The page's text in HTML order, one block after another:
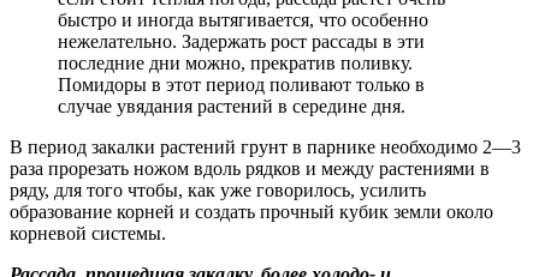
быстро и иногда вытягивается, что особенно
нежелательно. Задержать рост рассады в эти
последние дни можно, прекратив поливку.
Помидоры в этот период поливают только в
случае увядания растений в середине дня.
В период закалки растений грунт в парнике необходимо 2—3
раза прорезать ножом вдоль рядков и между растениями в
ряду, для того чтобы, как уже говорилось, усилить
образование корней и создать прочный кубик земли около
корневой системы.